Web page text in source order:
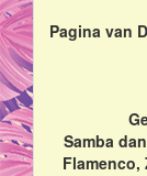
Pagina van
Samba
Flamenco,